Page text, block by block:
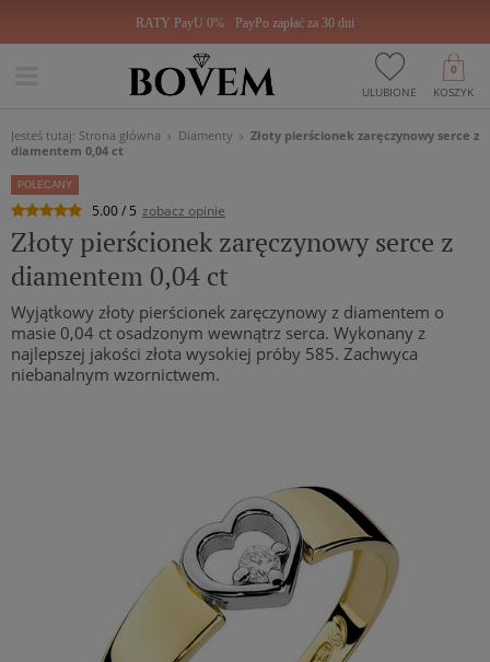
RATY PayU 0% PayPo zapłać za 30 dni
ULUBIONE KOSZYK
0
Jesteś tutaj: Strona główna Diamenty
Złoty pierścionek zaręczynowy serce z
diamentem 0,04 ct
POLECANY
5.00 / 5 zobacz opinie
Złoty pierścionek zaręczynowy serce z
diamentem 0,04 ct
Wyjątkowy złoty pierścionek zaręczynowy z diamentem o
masie 0,04 ct osadzonym wewnątrz serca. Wykonany z
najlepszej jakości złota wysokiej próby 585. Zachwyca
niebanalnym wzornictwem.